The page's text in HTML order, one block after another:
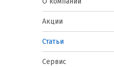
Акции
Статьи
Сервис